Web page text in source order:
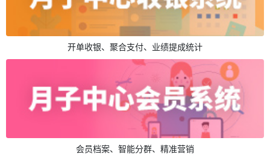
开单收银、聚合支付、业绩提成统计
会员档案、智能分群、精准营销